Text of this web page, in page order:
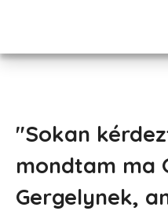
"Sokan
mondtam ma
Gergelynek,